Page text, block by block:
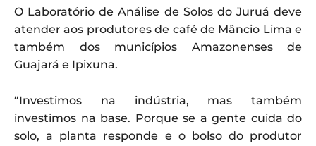
O Laboratório de Análise de Solos do Juruá deve
atender aos produtores de café de Mâncio Lima e
também dos municípios Amazonenses de
Guajará e Ipixuna.
“Investimos na indústria, mas também
investimos na base. Porque se a gente cuida do
solo, a planta responde e o bolso do produtor